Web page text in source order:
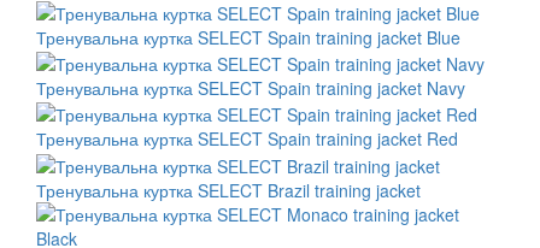
Тренувальна куртка SELECT Spain training jacket Blue
Тренувальна куртка SELECT Spain training jacket Navy
Тренувальна куртка SELECT Spain training jacket Red
Тренувальна куртка SELECT Brazil training jacket